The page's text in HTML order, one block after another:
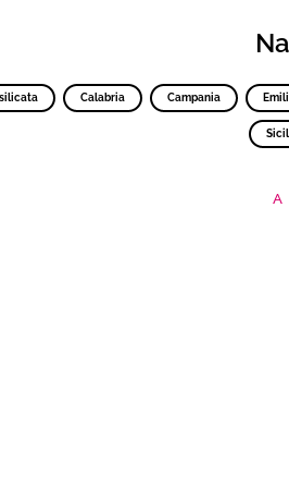
Calabria Campania
A